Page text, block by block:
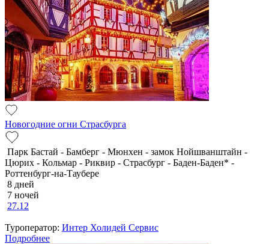
Новогодние огни Страсбурга
Парк Бастай - Бамберг - Мюнхен - замок Нойшванштайн -
Цюрих - Кольмар - Риквир - Страсбург - Баден-Баден* -
Роттенбург-на-Таубере
8 дней
7 ночей
27.12
Туроператор: Интер Холидей Сервис
Подробнее